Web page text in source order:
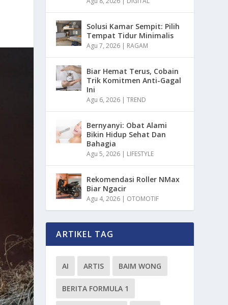
Solusi Kamar Sempit: Pilih
Tempat Tidur Minimalis
Agu 7, 2026 | RAGAM
Biar Hemat Terus, Cobain
Trik Komitmen Anti-Gagal
Ini
Agu 6, 2026 |TREND
Bernyanyi: Obat Alami
Bikin Hidup Sehat Dan
Bahagia
Agu 5, 2026 | LIFESTYLE
Rekomendasi Roller NMax
Biar Ngacir
Agu 4, 2026 | OTOMOTIF
ARTIKEL TAG
AI ARTIS BAIM WONG
BERITA FORMULA 1